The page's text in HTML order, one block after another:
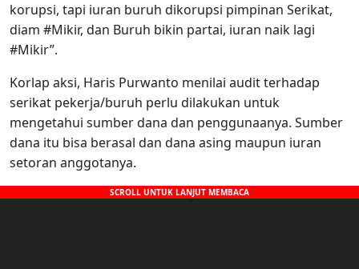
korupsi, tapi iuran buruh dikorupsi pimpinan Serikat,
diam #Mikir, dan Buruh bikin partai, iuran naik lagi
#Mikir”.
Korlap aksi, Haris Purwanto menilai audit terhadap
serikat pekerja/buruh perlu dilakukan untuk
mengetahui sumber dana dan penggunaanya. Sumber
dana itu bisa berasal dan dana asing maupun iuran
setoran anggotanya.